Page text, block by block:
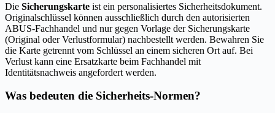
Die Sicherungskarte ist ein personalisiertes Sicherheitsdokument.
Originalschlüssel können ausschließlich durch den autorisierten
ABUS-Fachhandel und nur gegen Vorlage der Sicherungskarte
(Original oder Verlustformular) nachbestellt werden. Bewahren Sie
die Karte getrennt vom Schlüssel an einem sicheren Ort auf. Bei
Verlust kann eine Ersatzkarte beim Fachhandel mit
Identitätsnachweis angefordert werden.
Was bedeuten die Sicherheits-Normen?